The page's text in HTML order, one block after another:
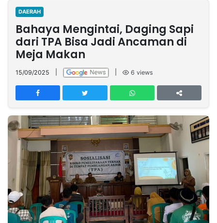
Nasional
International
Olahraga
Entertainment
Daerah
Pariwisata
Kuliner
Kolom
Network
PT
TREETAN
INDONESIA
Partner
Insight
NTB
Suara
Time
Lens
IDN
Daily
Jogja
Jalan
Rakyat
Idealita
News
Notice
Dinamikapost.com
Radar
Baru
Seedbacklink
Follow
Kabarbaru
DAERAH
Bahaya Mengintai, Daging Sapi
dari TPA Bisa Jadi Ancaman di
Meja Makan
15/09/2025 6 views